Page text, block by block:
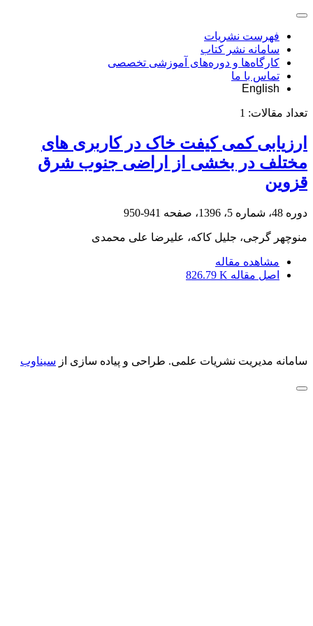
فهرست نشریات
سامانه نشر کتاب
کارگاه‌ها و دوره‌های آموزشی تخصصی
تماس با ما
English
تعداد مقالات: 1
ارزیابی کمی کیفت خاک در کاربری های
مختلف در بخشی از اراضی جنوب شرق
قزوین
دوره 48، شماره 5، 1396، صفحه 941-950
منوچهر گرجی، جلیل کاکه، علیرضا علی محمدی
مشاهده مقاله
اصل مقاله 826.79 K
سامانه مدیریت نشریات علمی. طراحی و پیاده سازی از سیناوب